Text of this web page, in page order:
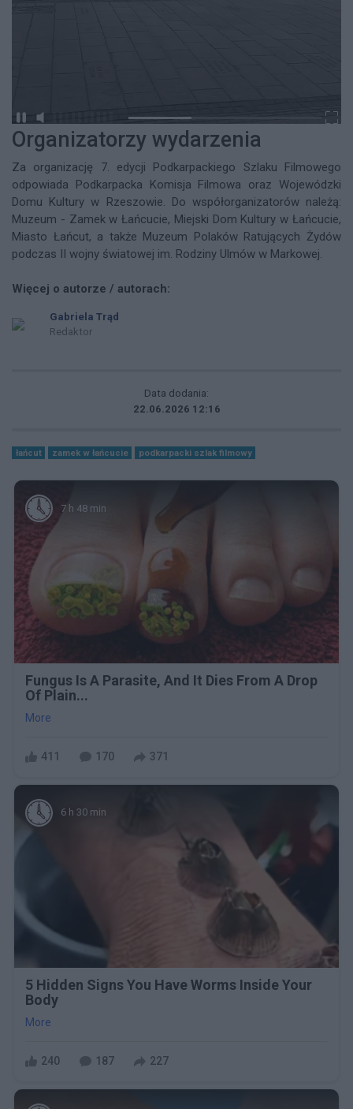
Organizatorzy wydarzenia
Za organizację 7. edycji Podkarpackiego Szlaku Filmowego
odpowiada Podkarpacka Komisja Filmowa oraz Wojewódzki
Domu Kultury w Rzeszowie. Do współorganizatorów należą:
Muzeum - Zamek w Łańcucie, Miejski Dom Kultury w Łańcucie,
Miasto Łańcut, a także Muzeum Polaków Ratujących Żydów
podczas II wojny światowej im. Rodziny Ulmów w Markowej.
Więcej o autorze / autorach:
Gabriela Trąd
Redaktor
Data dodania:
22.06.2026 12:16
łańcut zamek w łańcucie podkarpacki szlak filmowy
7 h 48 min
Fungus Is A Parasite, And It Dies From A Drop
Of Plain...
More
411 170 371
6 h 30 min
5 Hidden Signs You Have Worms Inside Your
Body
More
240 187 227